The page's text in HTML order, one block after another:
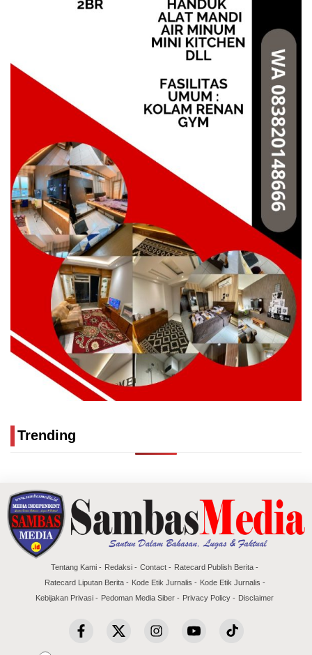
Trending
Tentang Kami Redaksi Contact
Ratecard Publish Berita
Ratecard Liputan Berita
Kode Etik Jurnalis
Kode Etik Jurnalis
Kebijakan Privasi
Pedoman Media Siber Privacy Policy Disclaimer